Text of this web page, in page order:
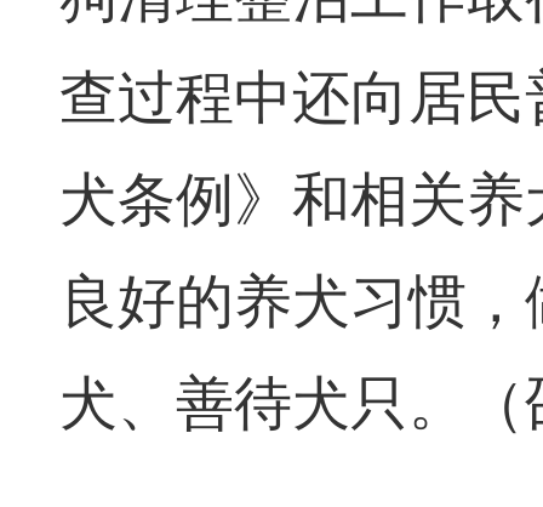
查过程中还向居
犬条例》和相关
良好的养犬习惯
犬、善待犬只。